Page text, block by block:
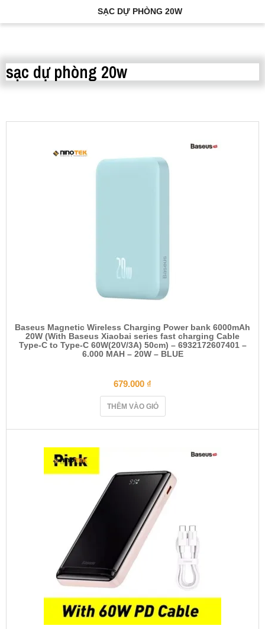
SẠC DỰ PHÒNG 20W
sạc dự phòng 20w
Baseus Magnetic Wireless Charging Power bank 6000mAh
20W (With Baseus Xiaobai series fast charging Cable
Type-C to Type-C 60W(20V/3A) 50cm) – 6932172607401 –
6.000 MAH – 20W – BLUE
679.000 ₫
THÊM VÀO GIỎ